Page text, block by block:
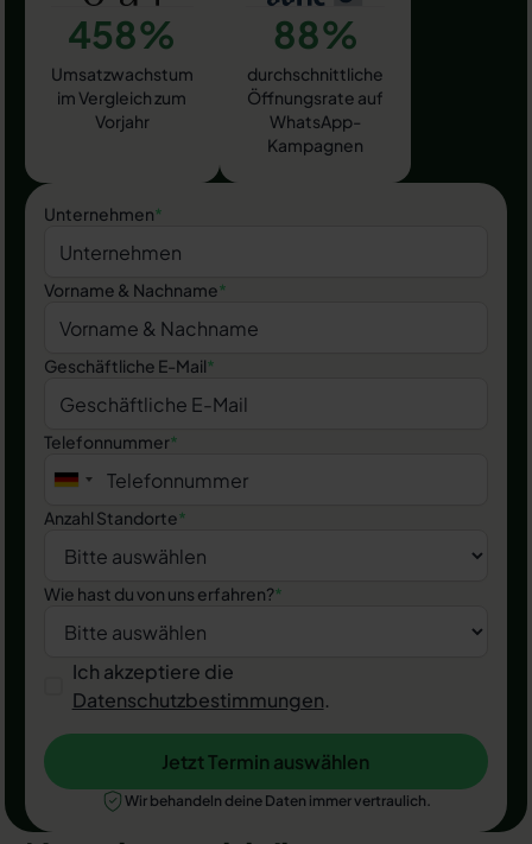
458%
Umsatzwachstum
im Vergleich zum
Vorjahr
88%
durchschnittliche
Öffnungsrate auf
WhatsApp-
Kampagnen
Unternehmen*
Vorname & Nachname*
Geschäftliche E-Mail*
Telefonnummer*
Anzahl Standorte*
Wie hast du von uns erfahren?*
Ich akzeptiere die
Datenschutzbestimmungen.
Jetzt Termin auswählen
Jetzt Termin auswählen
Wir behandeln deine Daten immer vertraulich.